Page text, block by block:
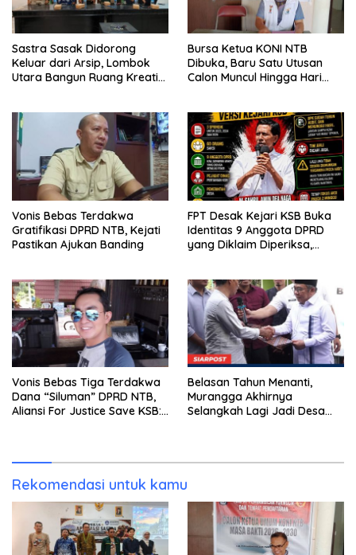
Sastra Sasak Didorong
Keluar dari Arsip, Lombok
Utara Bangun Ruang Kreatif
Bursa Ketua KONI NTB
Dibuka, Baru Satu Utusan
Calon Muncul Hingga Hari
Vonis Bebas Terdakwa
Gratifikasi DPRD NTB, Kejati
Pastikan Ajukan Banding
FPT Desak Kejari KSB Buka
Identitas 9 Anggota DPRD
yang Diklaim Diperiksa,
Vonis Bebas Tiga Terdakwa
Dana “Siluman” DPRD NTB,
Aliansi For Justice Save KSB:
Belasan Tahun Menanti,
Murangga Akhirnya
Selangkah Lagi Jadi Desa
Rekomendasi untuk kamu